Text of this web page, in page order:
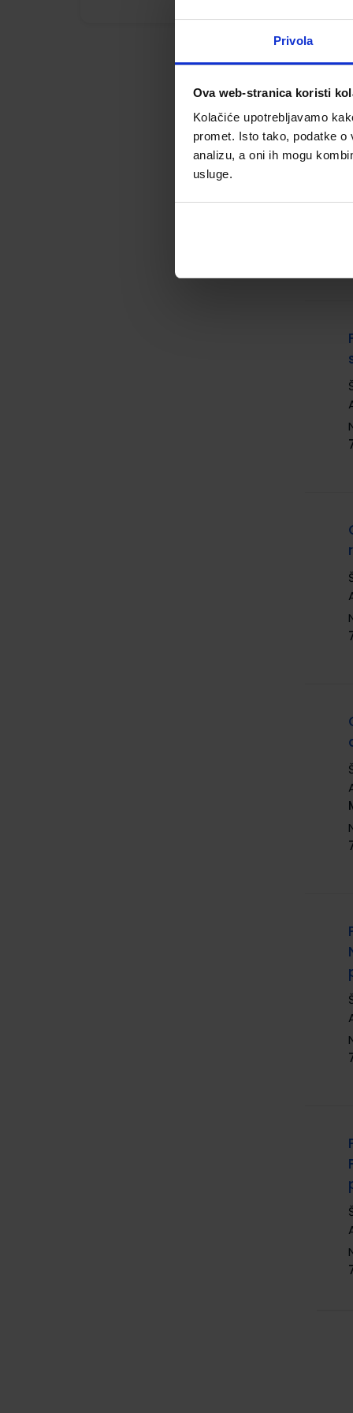
Privola
Ova web-stranica koristi
Kolačiće upotrebljavamo
promet. Isto tako, podatke
analizu, a oni ih mogu
usluge.